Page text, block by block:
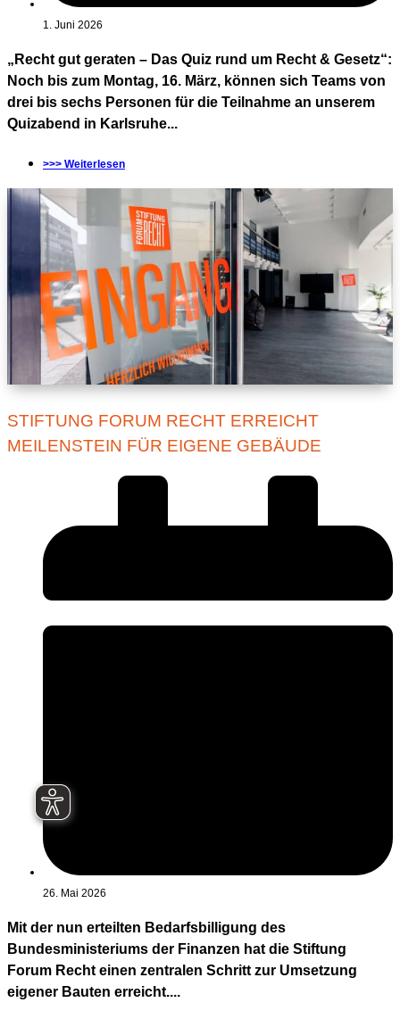
1. Juni 2026
„Recht gut geraten – Das Quiz rund um Recht & Gesetz“:
Noch bis zum Montag, 16. März, können sich Teams von
drei bis sechs Personen für die Teilnahme an unserem
Quizabend in Karlsruhe...
>>> Weiterlesen
STIFTUNG FORUM RECHT ERREICHT
MEILENSTEIN FÜR EIGENE GEBÄUDE
26. Mai 2026
Mit der nun erteilten Bedarfsbilligung des
Bundesministeriums der Finanzen hat die Stiftung
Forum Recht einen zentralen Schritt zur Umsetzung
eigener Bauten erreicht....